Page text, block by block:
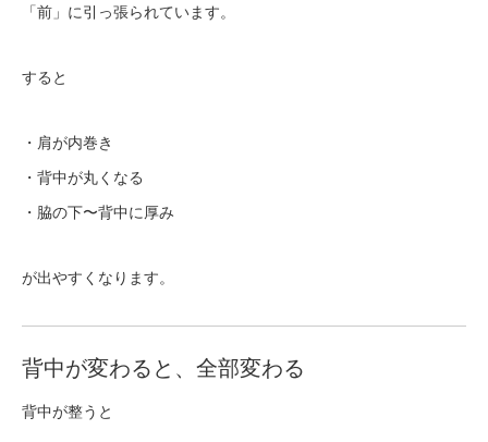
「前」に引っ張られています。
すると
・肩が内巻き
・背中が丸くなる
・脇の下〜背中に厚み
が出やすくなります。
背中が変わると、全部変わる
背中が整うと